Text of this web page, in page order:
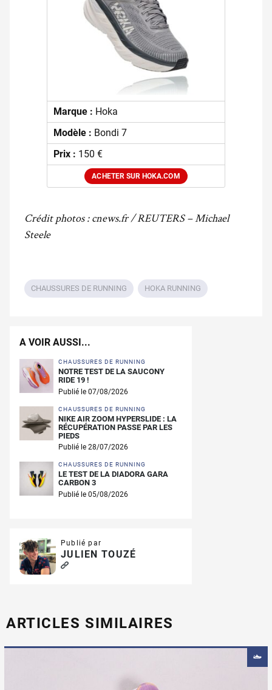
Marque : Hoka
Modèle : Bondi 7
Prix : 150 €
ACHETER SUR HOKA.COM
Crédit photos : cnews.fr / REUTERS – Michael
Steele
CHAUSSURES DE RUNNING HOKA RUNNING
A VOIR AUSSI...
CHAUSSURES DE RUNNING
NOTRE TEST DE LA SAUCONY
RIDE 19 !
Publié le 07/08/2026
CHAUSSURES DE RUNNING
NIKE AIR ZOOM HYPERSLIDE : LA
RÉCUPÉRATION PASSE PAR LES
PIEDS
Publié le 28/07/2026
CHAUSSURES DE RUNNING
LE TEST DE LA DIADORA GARA
CARBON 3
Publié le 05/08/2026
Publié par
JULIEN TOUZÉ
ARTICLES SIMILAIRES